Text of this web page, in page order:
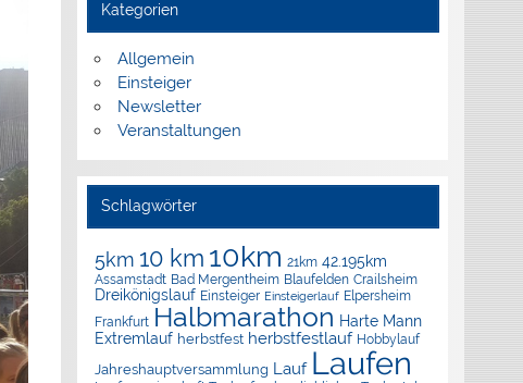
Kategorien
Allgemein
Einsteiger
Newsletter
Veranstaltungen
Schlagwörter
5km 10 km 10km 21km 42.195km
Assamstadt Bad Mergentheim Blaufelden Crailsheim
Dreikönigslauf Einsteiger Einsteigerlauf Elpersheim
Frankfurt Halbmarathon Harte Mann
Extremlauf herbstfest herbstfestlauf Hobbylauf
Jahreshauptversammlung Lauf Laufen